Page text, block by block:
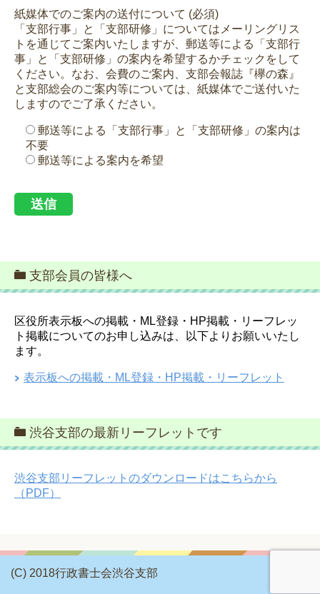
紙媒体でのご案内の送付について (必須)
「支部行事」と「支部研修」についてはメーリングリス
トを通じてご案内いたしますが、郵送等による「支部行
事」と「支部研修」の案内を希望するかチェックをして
ください。なお、会費のご案内、支部会報誌『欅の森』
と支部総会のご案内等については、紙媒体でご送付いた
しますのでご了承ください。
郵送等による「支部行事」と「支部研修」の案内は
不要
郵送等による案内を希望
支部会員の皆様へ
区役所表示板への掲載・ML登録・HP掲載・リーフレッ
ト掲載についてのお申し込みは、以下よりお願いいたし
ます。
表示板への掲載・ML登録・HP掲載・リーフレット
渋谷支部の最新リーフレットです
渋谷支部リーフレットのダウンロードはこちらから
（PDF）
(C) 2018行政書士会渋谷支部